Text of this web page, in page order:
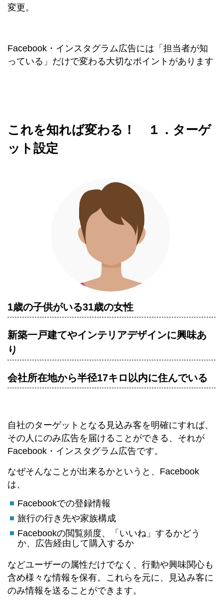
変更。
Facebook・インスタグラム広告には「担当者が知
っている」だけで変わる大切なポイントがあります
これを知れば変わる！ １．ターゲ
ット設定
1歳の子供がいる31歳の女性
新築一戸建てやインテリアデザインに興味あ
り
会社所在地から半径17キロ以内に住んでいる
自社のターゲットとなる見込み客を明確にすれば、
その人にのみ広告を届けることができる、それが
Facebook・インスタグラム広告です。
なぜそんなことが出来るかというと、Facebook
は、
Facebookでの登録情報
旅行の行き先や家族構成
Facebookの閲覧頻度、「いいね」するかどう
か、広告経由して購入するか
などユーザーの属性だけでなく、行動や興味関心も
含め様々な情報を保有。これらを元に、見込み客に
のみ情報を送ることができます。